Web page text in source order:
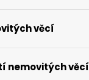
věcí
nemovitých věcí